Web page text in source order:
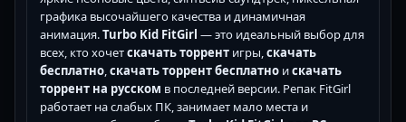
графика высочайшего качества и динамичная
анимация.Turbo Kid FitGirl — это идеальный выбор для
всех, кто хочетскачать торрент игры,скачать
бесплатно,скачать торрент бесплатно искачать
торрент на русском в последней версии. Репак FitGirl
работает на слабых ПК, занимает мало места и